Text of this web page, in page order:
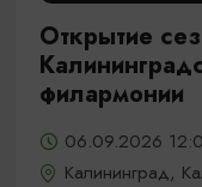
Открытие
филармонии
06.09.2026
Калининград,